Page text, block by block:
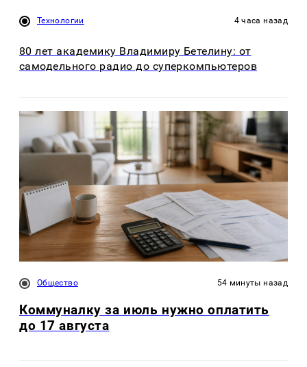
Технологии 4 часа назад
80 лет академику Владимиру Бетелину: от
самодельного радио до суперкомпьютеров
Общество 54 минуты назад
Коммуналку за июль нужно оплатить
до 17 августа